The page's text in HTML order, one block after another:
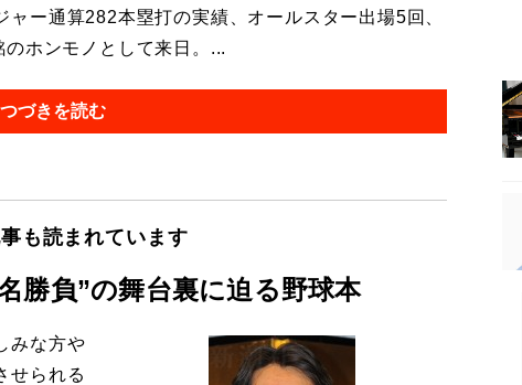
ー通算282本塁打の実績、オールスター出場5回、
ホンモノとして来日。...
つづきを読む
も読まれています
勝負”の舞台裏に迫る野球本
みな方や
せられる